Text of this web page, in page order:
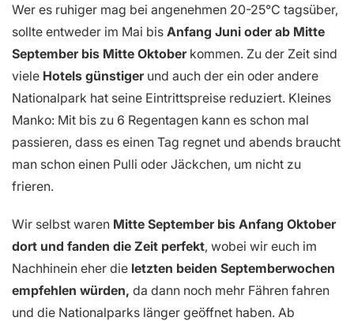
Wer es ruhiger mag bei angenehmen 20-25°C tagsüber,
sollte entweder im Mai bis Anfang Juni oder ab Mitte
September bis Mitte Oktoberkommen. Zu der Zeit sind
viele Hotels günstigerund auch der ein oder andere
Nationalpark hat seine Eintrittspreise reduziert. Kleines
Manko: Mit bis zu 6 Regentagen kann es schon mal
passieren, dass es einen Tag regnet und abends braucht
man schon einen Pulli oder Jäckchen, um nicht zu
frieren.
Wir selbst waren Mitte September bis Anfang Oktober
dort und fanden die Zeit perfekt, wobei wir euch im
Nachhinein eher die letzten beiden Septemberwochen
empfehlen würden, da dann noch mehr Fähren fahren
und die Nationalparks länger geöffnet haben. Ab